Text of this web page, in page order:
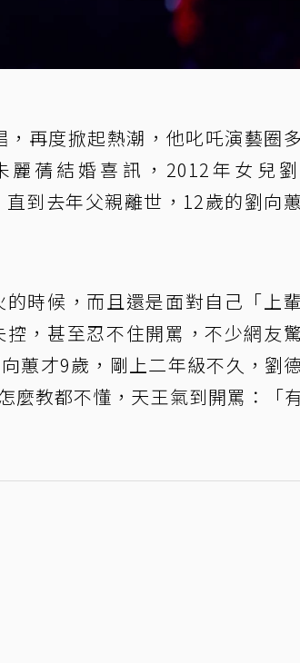
再度掀起熱潮，他叱吒演藝圈
蒨結婚喜訊，2012年女兒
到去年父親離世，12歲的劉向
時候，而且還是面對自己「上
，甚至忍不住開罵，不少網友
蕙才9歲，剛上二年級不久，劉
麼教都不懂，天王氣到開罵：「